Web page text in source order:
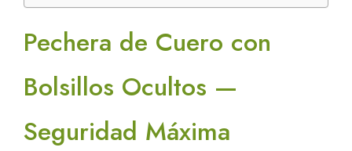
Pechera de Cuero con
Bolsillos Ocultos —
Seguridad Máxima